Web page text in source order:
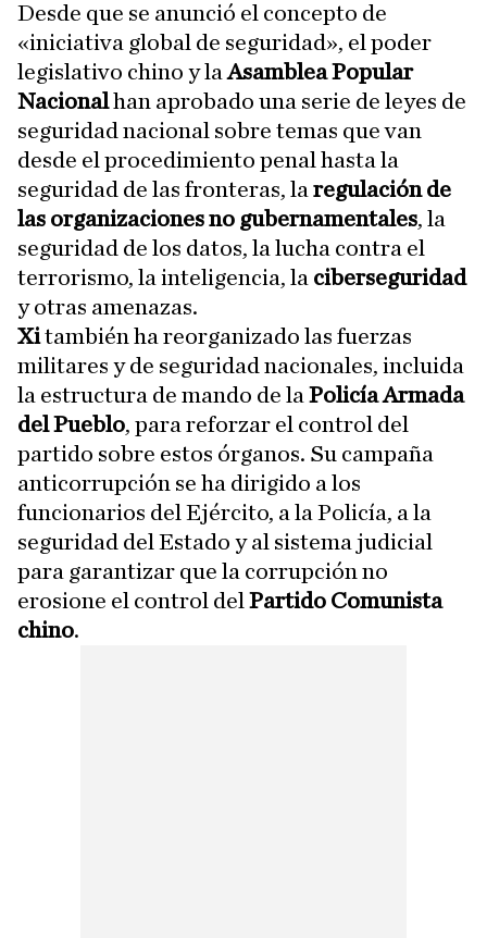
Desde que se anunció el concepto de
«iniciativa global de seguridad», el poder
legislativo chino y laAsamblea Popular
Nacionalhan aprobado una serie de leyes de
seguridad nacional sobre temas que van
desde el procedimiento penal hasta la
seguridad de las fronteras, la regulación de
las organizaciones no gubernamentales, la
seguridad de los datos, la lucha contra el
terrorismo, la inteligencia, la ciberseguridad
y otras amenazas.
Xitambién ha reorganizado las fuerzas
militares y de seguridad nacionales, incluida
la estructura de mando de la Policía Armada
del Pueblo, para reforzar el control del
partido sobre estos órganos. Su campaña
anticorrupción se ha dirigido a los
funcionarios del Ejército, a la Policía, a la
seguridad del Estado y al sistema judicial
para garantizar que la corrupción no
erosione el control del Partido Comunista
chino.